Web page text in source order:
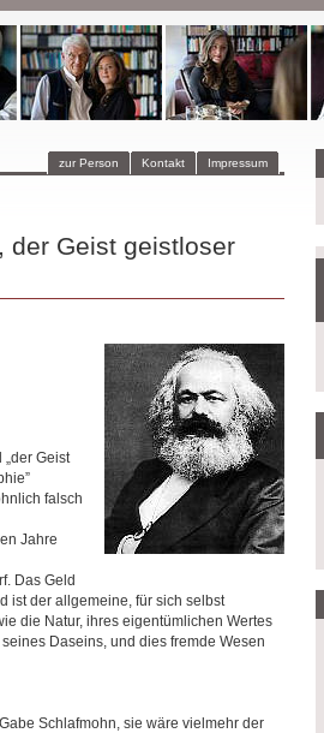
Impressum
Kontakt
zur Person
der Geist geistloser
Geist
falsch
Jahre
Das Geld
ist der allgemeine, für sich selbst
die Natur, ihres eigentümlichen Wertes
Daseins, und dies fremde Wesen
Schlafmohn, sie wäre vielmehr der